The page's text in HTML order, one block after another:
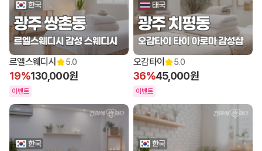
르엘스웨디시 5.0
19%130,000원
이벤트
오감타이 5.0
36%45,000원
이벤트